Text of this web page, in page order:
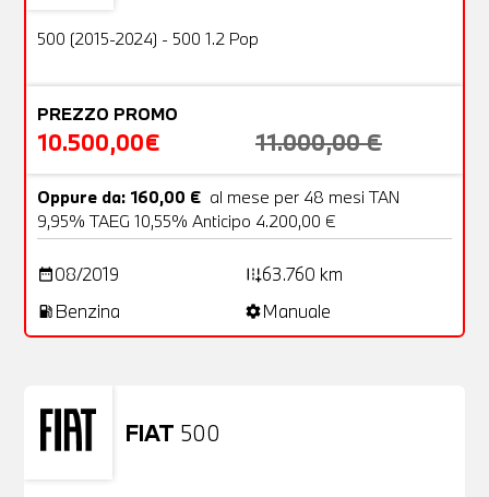
OFFERTA
500 (2015-2024) - 500 1.2 Pop
PREZZO PROMO
10.500,00€ 11.000,00 €
Oppure da: 160,00 € al mese per 48 mesi TAN
9,95% TAEG 10,55% Anticipo 4.200,00 €
date_range08/2019 add_road63.760 km
local_gas_station Benzina settingsManuale
FIAT 500
Usato